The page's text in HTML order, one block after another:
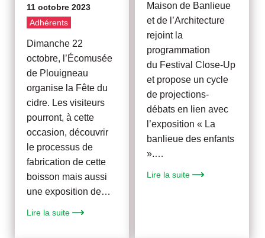
11 octobre 2023
Adhérents
Dimanche 22
octobre, l’Écomusée
de Plouigneau
organise la Fête du
cidre. Les visiteurs
pourront, à cette
occasion, découvrir
le processus de
fabrication de cette
boisson mais aussi
une exposition de…
Lire la suite
Maison de Banlieue
et de l’Architecture
rejoint la
programmation
du Festival Close-Up
et propose un cycle
de projections-
débats en lien avec
l’exposition « La
banlieue des enfants
».…
Lire la suite